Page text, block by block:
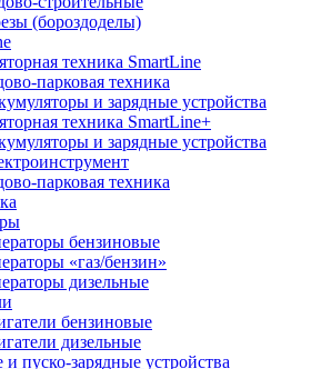
(бороздоделы)
техника SmartLine
парковая техника
и зарядные устройства
техника SmartLine+
и зарядные устройства
парковая техника
бензиновые
«газ/бензин»
дизельные
бензиновые
дизельные
и пуско-зарядные устройства